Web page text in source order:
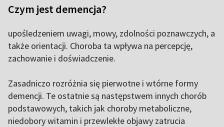
Czym jest demencja?
upośledzeniem uwagi, mowy, zdolności poznawczych, a
także orientacji. Choroba ta wpływa na percepcję,
zachowanie i doświadczenie.
Zasadniczo rozróżnia się pierwotne i wtórne formy
demencji. Te ostatnie są następstwem innych chorób
podstawowych, takich jak choroby metaboliczne,
niedobory witamin i przewlekłe objawy zatrucia